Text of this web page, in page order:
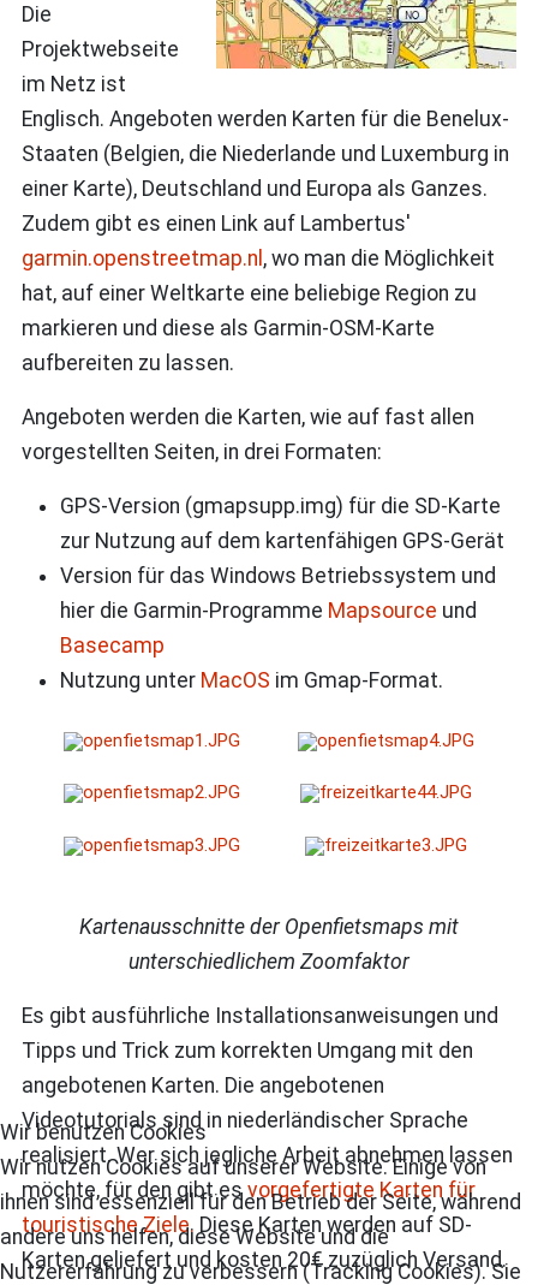
Die
Projektwebseite
im Netz ist
Englisch. Angeboten werden Karten für die Benelux-
Staaten (Belgien, die Niederlande und Luxemburg in
einer Karte), Deutschland und Europa als Ganzes.
Zudem gibt es einen Link auf Lambertus'
garmin.openstreetmap.nl , wo man die Möglichkeit
hat, auf einer Weltkarte eine beliebige Region zu
markieren und diese als Garmin-OSM-Karte
aufbereiten zu lassen.
Angeboten werden die Karten, wie auf fast allen
vorgestellten Seiten, in drei Formaten:
GPS-Version (gmapsupp.img) für die SD-Karte
zur Nutzung auf dem kartenfähigen GPS-Gerät
Version für das Windows Betriebssystem und
hier die Garmin-Programme Mapsource und
Basecamp
Nutzung unter MacOS im Gmap-Format.
Kartenausschnitte der Openfietsmaps mit
unterschiedlichem Zoomfaktor
Es gibt ausführliche Installationsanweisungen und
Tipps und Trick zum korrekten Umgang mit den
angebotenen Karten. Die angebotenen
Videotutorials sind in niederländischer Sprache
realisiert. Wer sich jegliche Arbeit abnehmen lassen
möchte, für den gibt es vorgefertigte Karten für
touristische Ziele. Diese Karten werden auf SD-
Karten geliefert und kosten 20€ zuzüglich Versand.
Wir benutzen Cookies
Wir nutzen Cookies auf unserer Website. Einige von
ihnen sind essenziell für den Betrieb der Seite, während
andere uns helfen, diese Website und die
Nutzererfahrung zu verbessern (Tracking Cookies). Sie